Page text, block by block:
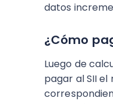
datos
¿Cómo
Luego de
pagar al SII el